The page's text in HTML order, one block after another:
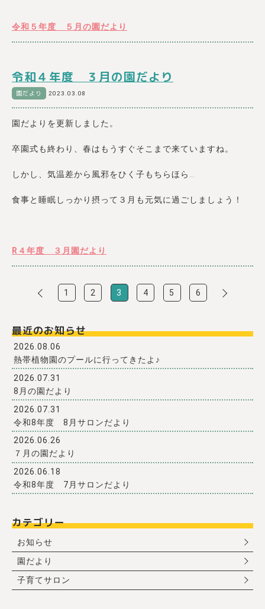
令和５年度 ５月の園だより
令和４年度 ３月の園だより
園だより 2023.03.08
園だよりを更新しました。
卒園式も終わり、春はもうすぐそこまで来ていますね。
しかし、気温差から風邪をひく子もちらほら…
食事と睡眠しっかり摂って３月も元気に過ごしましょう！
R４年度 ３月園だより
1 2 3 4 5 6
最近のお知らせ
2026.08.06
熱帯植物園のプールに行ってきたよ♪
2026.07.31
8月の園だより
2026.07.31
令和8年度 8月サロンだより
2026.06.26
７月の園だより
2026.06.18
令和8年度 7月サロンだより
カテゴリー
お知らせ
園だより
子育てサロン